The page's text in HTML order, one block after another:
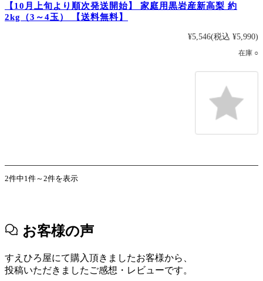
【10月上旬より順次発送開始】 家庭用黒岩産新高梨 約
2kg（3～4玉） 【送料無料】
¥5,546(税込 ¥5,990)
在庫 ○
2件中1件～2件を表示
お客様の声
すえひろ屋にて購入頂きましたお客様から、
投稿いただきましたご感想・レビューです。